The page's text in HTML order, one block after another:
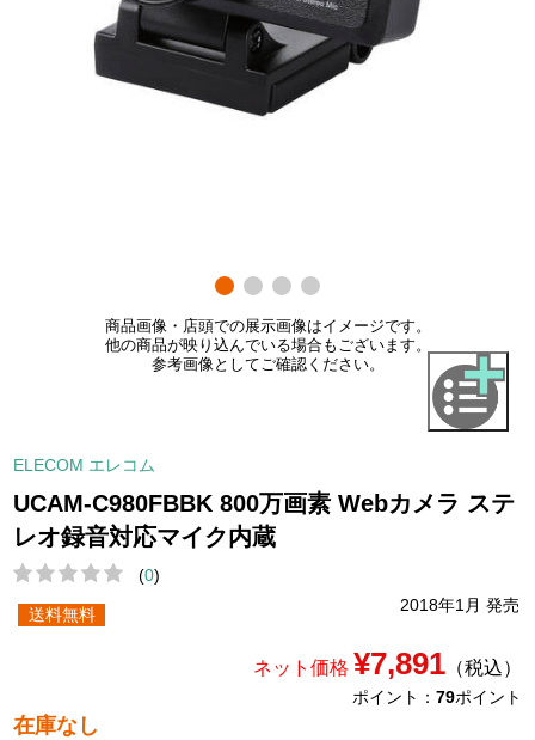
商品画像・店頭での展示画像はイメージです。
他の商品が映り込んでいる場合もございます。
参考画像としてご確認ください。
ELECOM エレコム
UCAM-C980FBBK 800万画素 Webカメラ ステ
レオ録音対応マイク内蔵
(0)
2018年1月 発売
送料無料
ネット価格 ¥7,891（税込）
ポイント： 79ポイント
在庫なし